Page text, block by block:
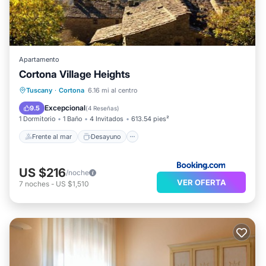
Apartamento
Cortona Village Heights
Tuscany · Cortona 6.16 mi al centro
9.5 Excepcional(4 Reseñas)
1 Dormitorio 1 Baño 4 Invitados 613.54 pies²
Frente al mar Desayuno
Frente al mar
Desayuno
Aparcamiento
US $216/noche
7 noches - US $1,510 VER OFERTA